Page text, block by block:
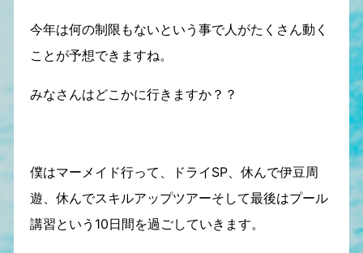
今年は何の制限もないという事で人がたくさん動く
ことが予想できますね。
みなさんはどこかに行きますか？？
僕はマーメイド行って、ドライSP、休んで伊豆周
遊、休んでスキルアップツアーそして最後はプール
講習という10日間を過ごしていきます。